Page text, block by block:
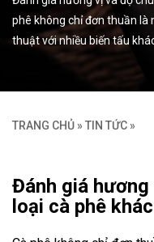
phê không chỉ đơn thuần
thuật với nhiều biến tấu
TRANG CHỦ » TIN TỨC »
Đánh giá
loại cà phê